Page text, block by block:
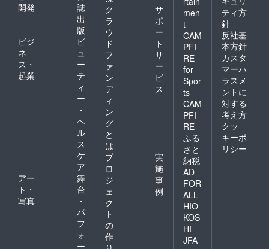
開発
誌
出
版
ビジ
ネ
ス・
起業
ビ
ュ
ー
テ
ィ
ー
・
ヘ
ル
ス
ケ
ア
アー
ト・
写真
舞
台
・
パ
フ
ォ
ー
ク
ラ
ウ
ド
フ
ァ
ン
デ
ィ
ン
グ
と
は
サ
ポ
ー
ト
サ
ー
ビ
ス
プ
ロ
ジ
ェ
ク
ト
の
作
実
施
事
例
men
t
CAM
PFI
RE
for
Spor
ts
CAM
PFI
RE
ふる
さと
納税
AD
FOR
ALL
HIO
KOS
HI
JFA
ティ方
針
反社基
本方針
カスタ
マーハ
ラスメ
ントに
対する
考え方
クッ
キーポ
リシー